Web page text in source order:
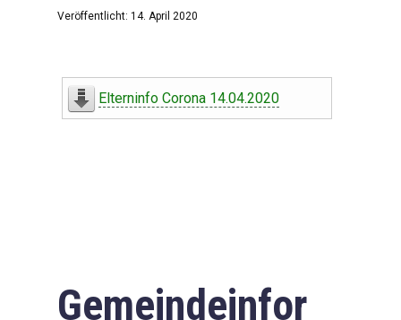
Veröffentlicht: 14. April 2020
Elterninfo Corona 14.04.2020
Gemeindeinfor